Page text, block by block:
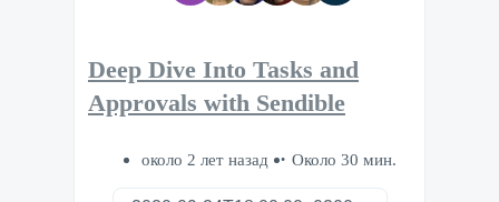
Deep Dive Into Tasks and
Approvals with Sendible
около 2 лет назад Около 30 мин.